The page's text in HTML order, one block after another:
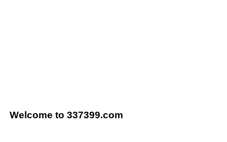
Welcome to 337399.com